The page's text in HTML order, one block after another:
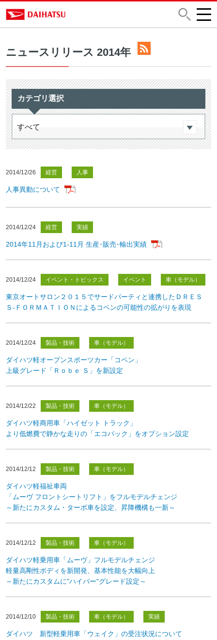
ニュースリリース 2014年
カテゴリ選択
2014/12/26 経営 人事
人事異動について
2014/12/24 経営 実績
2014年11月および1-11月 生産･販売･輸出実績
2014/12/24 イベント・トピックス イベント 車（モデル）
東京オートサロン２０１５でサードパーティと連携したＤＲＥＳ
Ｓ-ＦＯＲＭＡＴＩＯＮによるコペンの可能性の拡がりを表現
2014/12/24 製品・技術 車（モデル）
ダイハツ軽オープンスポーツカー「コペン」
上級グレード「Ｒｏｂｅ Ｓ」を新設定
2014/12/22 製品・技術 車（モデル）
ダイハツ軽商用車「ハイゼット トラック」
より低燃費で静かな走りの「エコパック」をオプション設定
2014/12/12 製品・技術 車（モデル）
ダイハツ軽福祉車両
「ムーヴ フロントシートリフト」をフルモデルチェンジ
～新たにカスタム・ターボ車を設定、昇降機構も一新～
2014/12/12 製品・技術 車（モデル）
ダイハツ軽乗用車「ムーヴ」フルモデルチェンジ
軽量高剛性ボディを新開発、基本性能を大幅向上
～新たにカスタムに"ハイパー"グレード設定～
2014/12/10 製品・技術 車（モデル） 実績
ダイハツ 新型軽乗用車「ウェイク」の受注状況について